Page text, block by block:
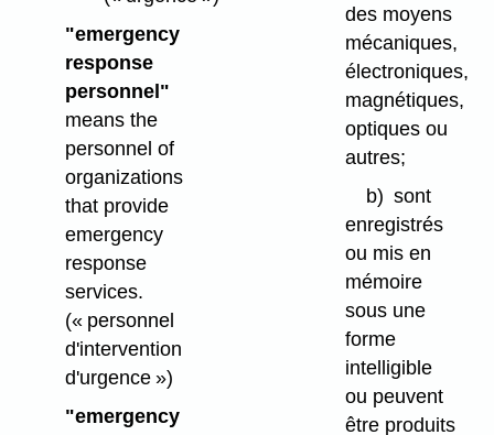
"emergency
response
personnel"
means the
personnel of
organizations
that provide
emergency
response
services.
(« personnel
d'intervention
d'urgence »)
"emergency
des moyens
mécaniques,
électroniques,
magnétiques,
optiques ou
autres;
b) sont
enregistrés
ou mis en
mémoire
sous une
forme
intelligible
ou peuvent
être produits